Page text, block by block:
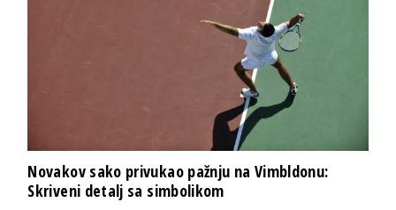
Novakov sako privukao pažnju na Vimbldonu:
Skriveni detalj sa simbolikom